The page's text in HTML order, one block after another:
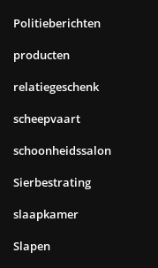
Politieberichten
producten
relatiegeschenk
scheepvaart
schoonheidssalon
Sierbestrating
slaapkamer
Slapen